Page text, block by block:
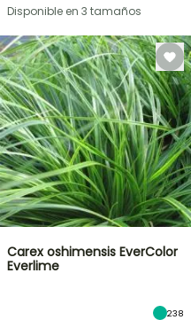
Disponible en 3 tamaños
Carex oshimensis EverColor
Everlime
238